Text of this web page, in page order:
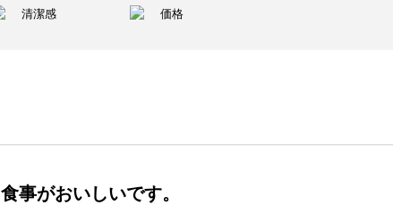
清潔感
価格
食事がおいしいです。